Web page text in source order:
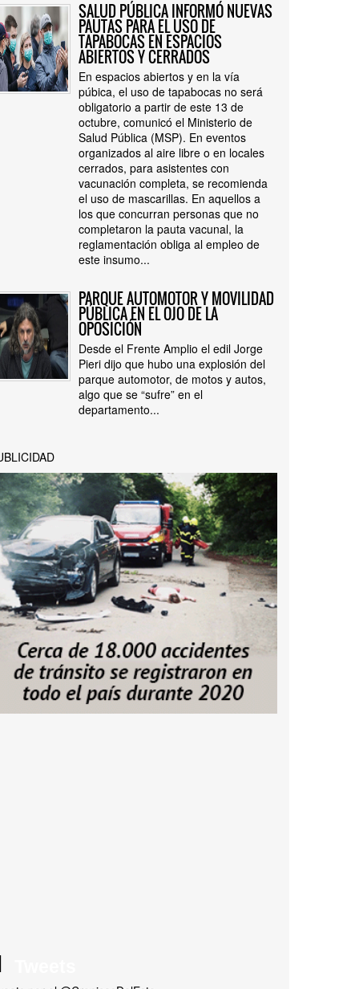
SALUD PÚBLICA INFORMÓ NUEVAS
PAUTAS PARA EL USO DE
TAPABOCAS EN ESPACIOS
ABIERTOS Y CERRADOS
En espacios abiertos y en la vía
púbica, el uso de tapabocas no será
obligatorio a partir de este 13 de
octubre, comunicó el Ministerio de
Salud Pública (MSP). En eventos
organizados al aire libre o en locales
cerrados, para asistentes con
vacunación completa, se recomienda
el uso de mascarillas. En aquellos a
los que concurran personas que no
completaron la pauta vacunal, la
reglamentación obliga al empleo de
este insumo...
PARQUE AUTOMOTOR Y MOVILIDAD
PÚBLICA EN EL OJO DE LA
OPOSICIÓN
Desde el Frente Amplio el edil Jorge
Pieri dijo que hubo una explosión del
parque automotor, de motos y autos,
algo que se “sufre” en el
departamento...